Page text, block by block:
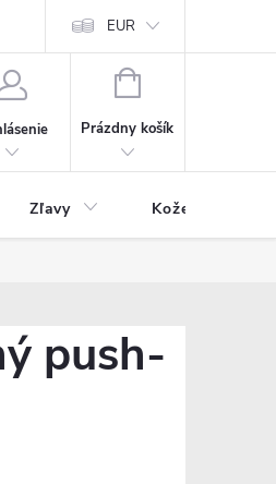
EUR
NÁKUPNÝ
Prázdny košík
Zľavy Kožený tovar
push-